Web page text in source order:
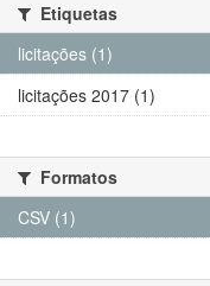
Etiquetas
licitações (1)
licitações 2017 (1)
Formatos
CSV (1)